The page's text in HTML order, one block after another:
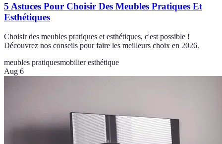
5 Astuces Pour Choisir Des Meubles Pratiques Et
Esthétiques
Choisir des meubles pratiques et esthétiques, c'est possible !
Découvrez nos conseils pour faire les meilleurs choix en 2026.
meubles pratiquesmobilier esthétique
Aug 6